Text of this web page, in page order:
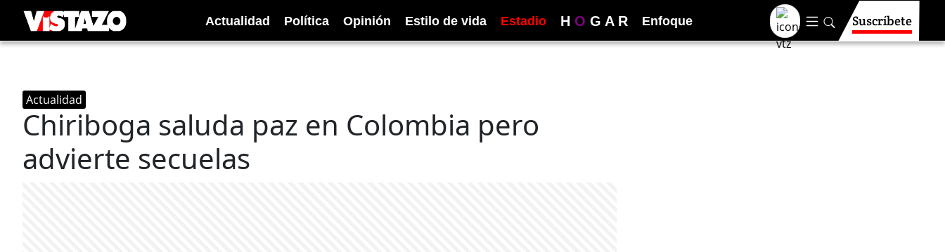
Actualidad Política Opinión Estilo de vida Estadio H O G A R Enfoque Suscríbete
Actualidad
Chiriboga saluda paz en Colombia pero
advierte secuelas